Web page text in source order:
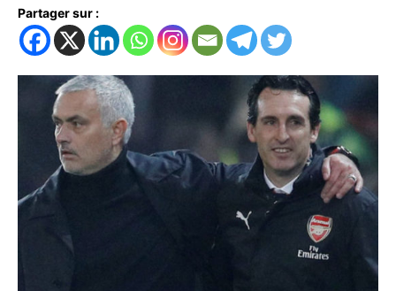
Partager sur :